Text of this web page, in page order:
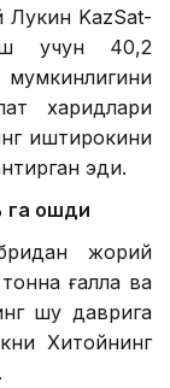
Лукин KazSat-
учун 40,2
харидлари
иштирокини
эди.
га ошди
жорий
ғалла ва
шу даврига
Хитойнинг